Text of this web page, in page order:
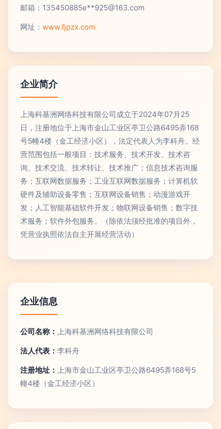
邮箱：135450885e**925@163.com
网址： www.fjpzx.com
企业简介
上海科基洲网络科技有限公司成立于2024年07月25
日，注册地位于上海市金山工业区亭卫公路6495弄168
号5幢4楼（金工经济小区），法定代表人为李科舟。经
营范围包括一般项目：技术服务、技术开发、技术咨
询、技术交流、技术转让、技术推广；信息技术咨询服
务；互联网数据服务；工业互联网数据服务；计算机软
硬件及辅助设备零售；互联网设备销售；动漫游戏开
发；人工智能基础软件开发；物联网设备销售；数字技
术服务；软件外包服务。（除依法须经批准的项目外，
凭营业执照依法自主开展经营活动）
企业信息
公司名称： 上海科基洲网络科技有限公司
法人代表： 李科舟
注册地址： 上海市金山工业区亭卫公路6495弄168号5
幢4楼（金工经济小区）